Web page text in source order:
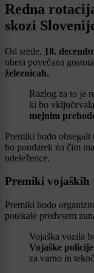
Redna
skozi
Od srede, 18.
obeta povečana
železnicah.
Razlog za to je
ki bo
mejnim
Premiki bodo obsegali
bo poudarek na čim
udeležence.
Premiki vojaških
Premiki bodo
potekale predvsem
Vojaška vozila
Vojaške
za varno in